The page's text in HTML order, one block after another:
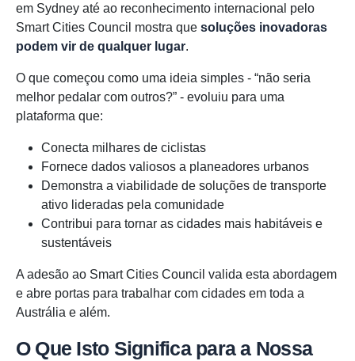
em Sydney até ao reconhecimento internacional pelo
Smart Cities Council mostra que soluções inovadoras
podem vir de qualquer lugar.
O que começou como uma ideia simples - “não seria
melhor pedalar com outros?” - evoluiu para uma
plataforma que:
Conecta milhares de ciclistas
Fornece dados valiosos a planeadores urbanos
Demonstra a viabilidade de soluções de transporte
ativo lideradas pela comunidade
Contribui para tornar as cidades mais habitáveis e
sustentáveis
A adesão ao Smart Cities Council valida esta abordagem
e abre portas para trabalhar com cidades em toda a
Austrália e além.
O Que Isto Significa para a Nossa